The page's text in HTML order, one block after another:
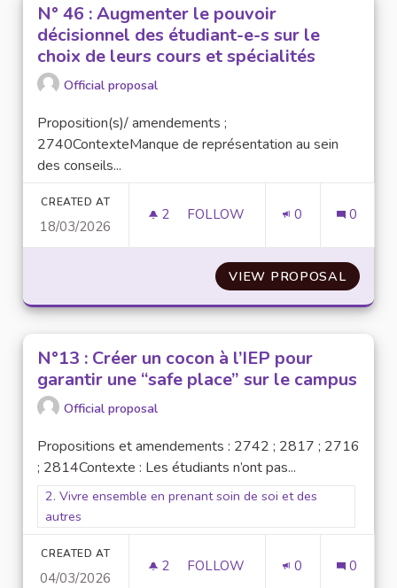
N° 46 : Augmenter le pouvoir
décisionnel des étudiant-e-s sur le
choix de leurs cours et spécialités
Official proposal
Proposition(s)/ amendements ;
2740ContexteManque de représentation au sein
des conseils...
CREATED AT
18/03/2026
2 2 FOLLOWERS
FOLLOW 0 0
VIEW PROPOSALN° 46 :
N°13 : Créer un cocon à l’IEP pour
garantir une “safe place” sur le campus
Official proposal
Propositions et amendements : 2742 ; 2817 ; 2716
; 2814Contexte : Les étudiants n’ont pas...
Filter results for scope: 2. Vivre ensemble en prenant soin
2. Vivre ensemble en prenant soin de soi et des
autres
CREATED AT
04/03/2026
2 2 FOLLOWERS
FOLLOW 0 0